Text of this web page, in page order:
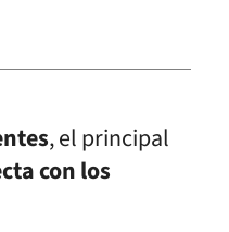
, el principal
con los